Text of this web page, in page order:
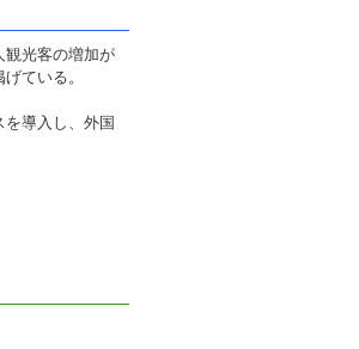
観光客の増加が
ている。
導入し、外国